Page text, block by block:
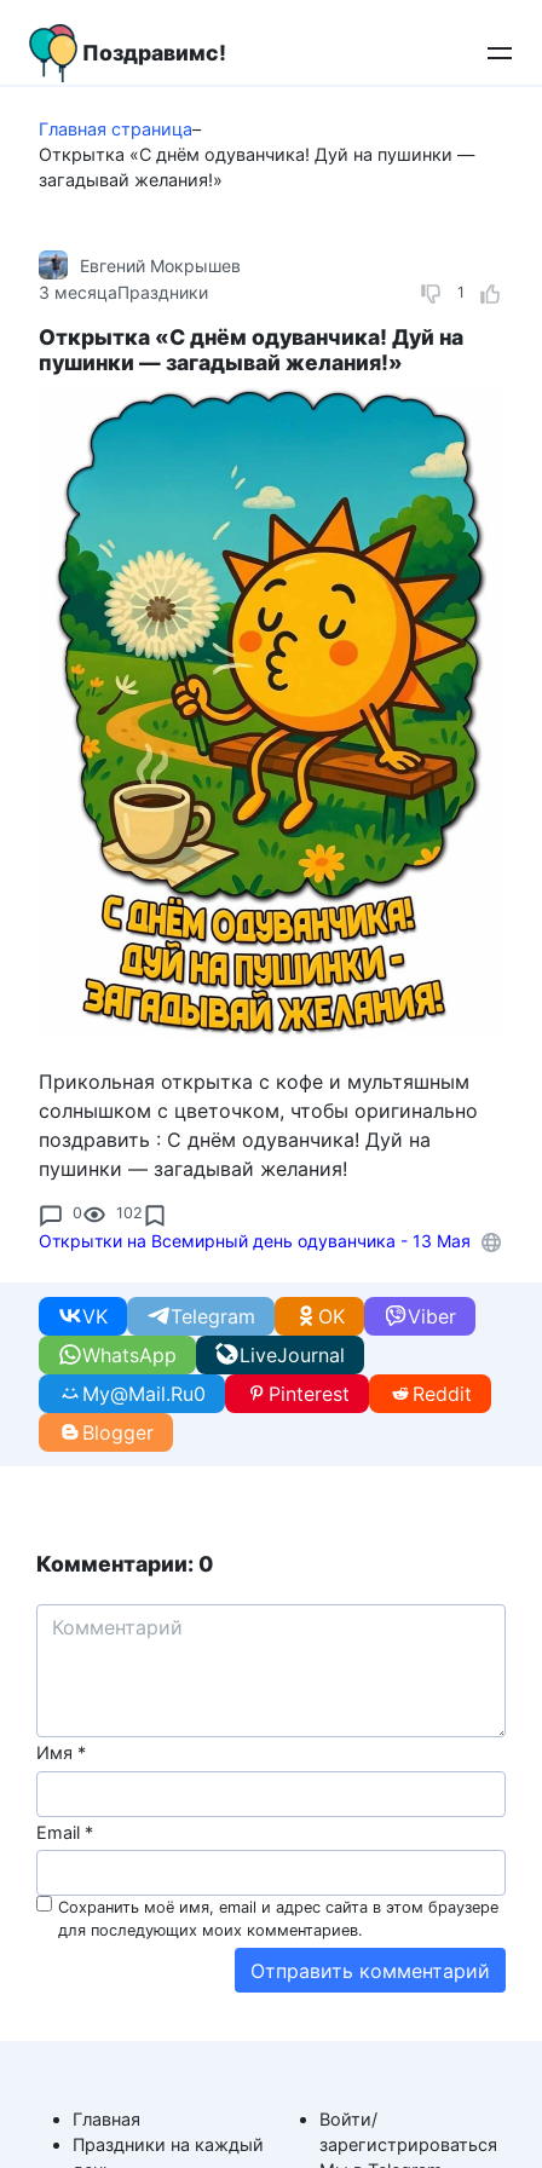
контенту
Поздравимс!
Главная страница–
Открытка «С днём одуванчика! Дуй на пушинки —
загадывай желания!»
1
Евгений Мокрышев
3 месяцаПраздники
Открытка «С днём одуванчика! Дуй на
пушинки — загадывай желания!»
Прикольная открытка с кофе и мультяшным
солнышком с цветочком, чтобы оригинально
поздравить : С днём одуванчика! Дуй на
пушинки — загадывай желания!
0 102
Открытки на Всемирный день одуванчика - 13 Мая
WhatsApp
VK Telegram Viber
OK
LiveJournal
My@Mail.Ru0 Pinterest
Reddit
Blogger
Комментарии: 0
Имя *
Email *
Сохранить моё имя, email и адрес сайта в этом браузере
для последующих моих комментариев.
Главная
Праздники на каждый
Войти/
зарегистрироваться